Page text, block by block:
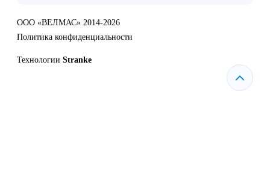
ООО «ВЕЛМАС» 2014-2026
Политика конфиденциальности
Технологии Stranke